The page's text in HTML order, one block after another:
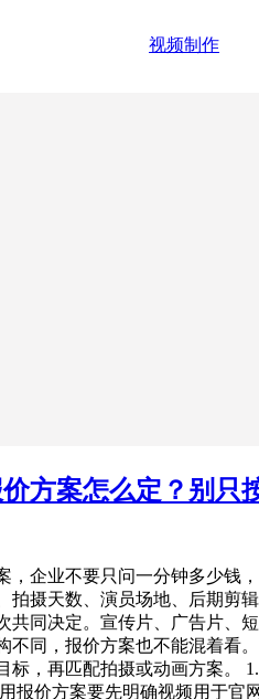
视频制作
方案怎么定？别只
，企业不要只问一分钟多少钱
拍摄天数、演员场地、后期剪
共同决定。宣传片、广告片、
不同，报价方案也不能混着看
标，再匹配拍摄或动画方案。
报价方案要先明确视频用于官